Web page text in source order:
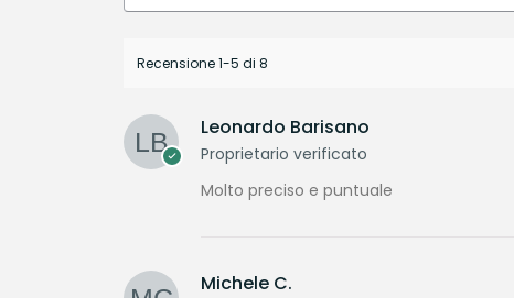
Recensione 1-5 di 8
Leonardo Barisano
Proprietario verificato
Molto preciso e puntuale
Michele C.